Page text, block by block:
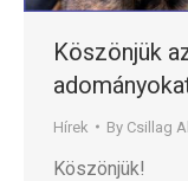
Köszönjük
Hírek By Csillag
Köszönjük!